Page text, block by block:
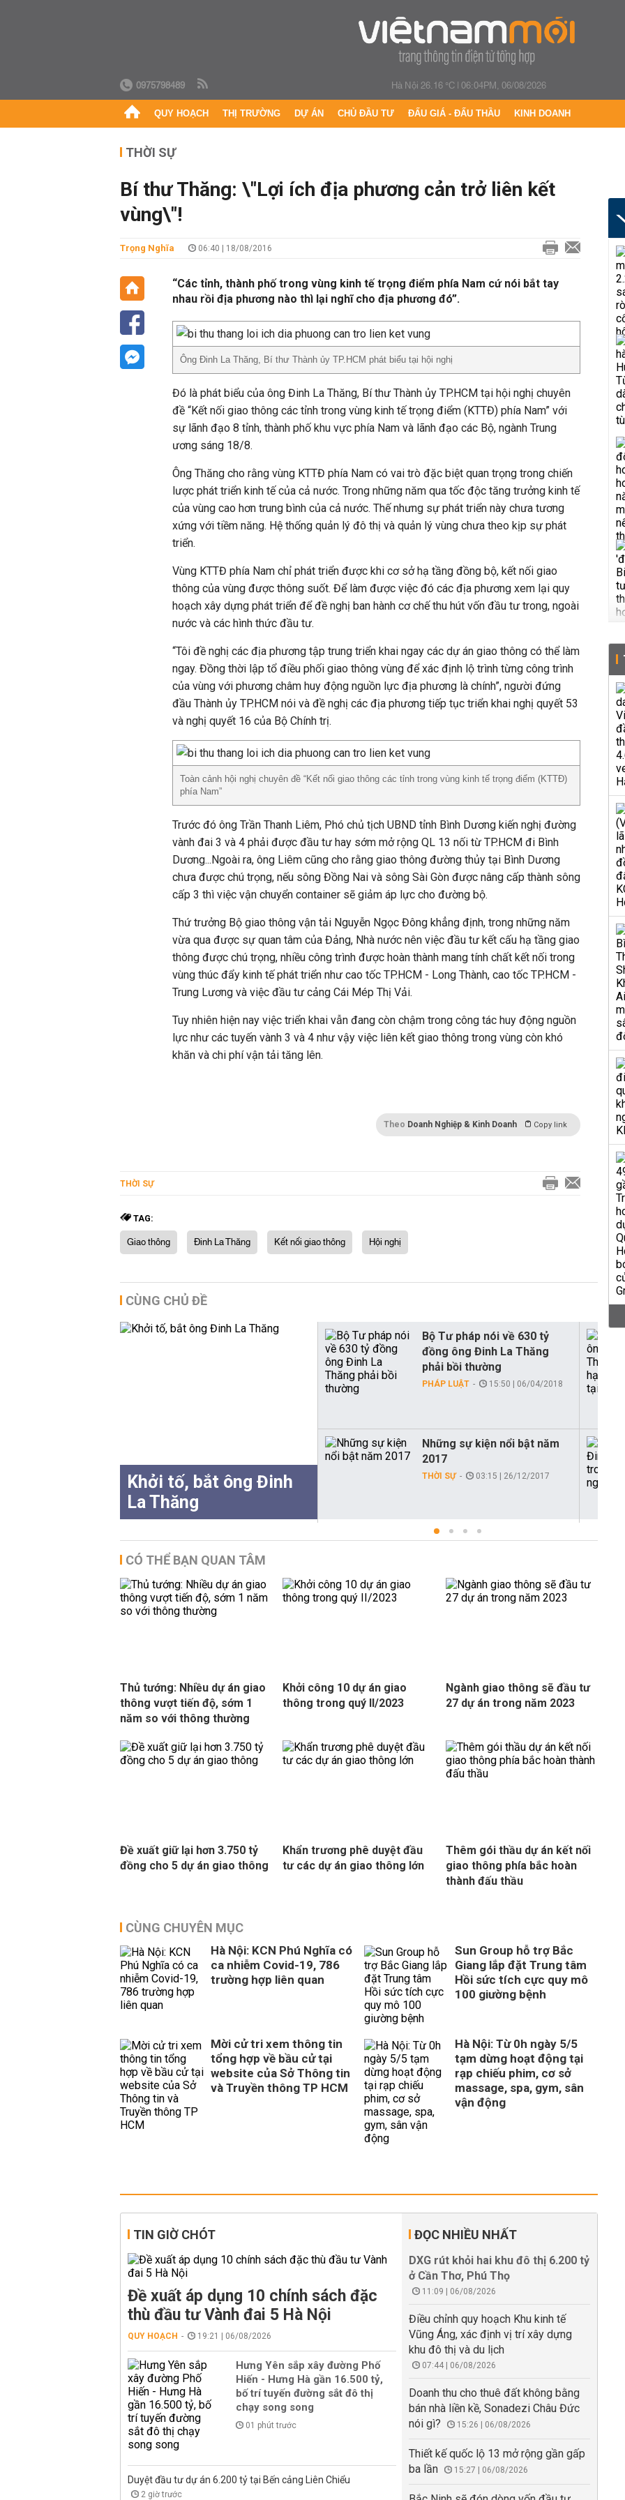
0975798489 Hà Nội 26.16 °C|06:04PM, 06/08/2026
QUY HOẠCH THỊ TRƯỜNG DỰ ÁN CHỦ ĐẦU TƯ ĐẤU GIÁ - ĐẤU THẦU KINH DOANH
THỜI SỰ
Bí thư Thăng: \"Lợi ích địa phương cản trở liên kết
vùng\"!
Trọng Nghĩa 06:40 | 18/08/2016
“Các tỉnh, thành phố trong vùng kinh tế trọng điểm phía Nam cứ nói bắt tay
nhau rồi địa phương nào thì lại nghĩ cho địa phương đó”.
Ông Đinh La Thăng, Bí thư Thành ủy TP.HCM phát biểu tại hội nghị
Đó là phát biểu của ông Đinh La Thăng, Bí thư Thành ủy TP.HCM tại hội nghị chuyên
đề “Kết nối giao thông các tỉnh trong vùng kinh tế trọng điểm (KTTĐ) phía Nam” với
sự lãnh đạo 8 tỉnh, thành phố khu vực phía Nam và lãnh đạo các Bộ, ngành Trung
ương sáng 18/8.
Ông Thăng cho rằng vùng KTTĐ phía Nam có vai trò đặc biệt quan trọng trong chiến
lược phát triển kinh tế của cả nước. Trong những năm qua tốc độc tăng trưởng kinh tế
của vùng cao hơn trung bình của cả nước. Thế nhưng sự phát triển này chưa tương
xứng với tiềm năng. Hệ thống quản lý đô thị và quản lý vùng chưa theo kịp sự phát
triển.
Vùng KTTĐ phía Nam chỉ phát triển được khi cơ sở hạ tầng đồng bộ, kết nối giao
thông của vùng được thông suốt. Để làm được việc đó các địa phương xem lại quy
hoạch xây dựng phát triển để đề nghị ban hành cơ chế thu hút vốn đầu tư trong, ngoài
nước và các hình thức đầu tư.
“Tôi đề nghị các địa phương tập trung triển khai ngay các dự án giao thông có thể làm
ngay. Đồng thời lập tổ điều phối giao thông vùng để xác định lộ trình từng công trình
của vùng với phương châm huy động nguồn lực địa phương là chính”, người đứng
đầu Thành ủy TP.HCM nói và đề nghị các địa phương tiếp tục triển khai nghị quyết 53
và nghị quyết 16 của Bộ Chính trị.
Toàn cảnh hội nghị chuyên đề “Kết nối giao thông các tỉnh trong vùng kinh tế trọng điểm (KTTĐ)
phía Nam”
Trước đó ông Trần Thanh Liêm, Phó chủ tịch UBND tỉnh Bình Dương kiến nghị đường
vành đai 3 và 4 phải được đầu tư hay sớm mở rộng QL 13 nối từ TP.HCM đi Bình
Dương...Ngoài ra, ông Liêm cũng cho rằng giao thông đường thủy tại Bình Dương
chưa được chú trọng, nếu sông Đồng Nai và sông Sài Gòn được nâng cấp thành sông
cấp 3 thì việc vận chuyển container sẽ giảm áp lực cho đường bộ.
Thứ trưởng Bộ giao thông vận tải Nguyễn Ngọc Đông khẳng định, trong những năm
vừa qua được sự quan tâm của Đảng, Nhà nước nên việc đầu tư kết cấu hạ tầng giao
thông được chú trọng, nhiều công trình được hoàn thành mang tính chất kết nối trong
vùng thúc đẩy kinh tế phát triển như cao tốc TP.HCM - Long Thành, cao tốc TP.HCM -
Trung Lương và việc đầu tư cảng Cái Mép Thị Vải.
Tuy nhiên hiện nay việc triển khai vẫn đang còn chậm trong công tác huy động nguồn
lực như các tuyến vành 3 và 4 như vậy việc liên kết giao thông trong vùng còn khó
khăn và chi phí vận tải tăng lên.
Theo Doanh Nghiệp & Kinh Doanh Copy link
THỜI SỰ
TAG:
Giao thông Đinh La Thăng Kết nối giao thông Hội nghị
CÙNG CHỦ ĐỀ
Khởi tố, bắt ông Đinh
La Thăng
Bộ Tư pháp nói về 630 tỷ
đồng ông Đinh La Thăng
phải bồi thường
PHÁP LUẬT 15:50 | 06/04/2018
Những sự kiện nổi bật năm
2017
THỜI SỰ 03:15 | 26/12/2017
CÓ THỂ BẠN QUAN TÂM
Thủ tướng: Nhiều dự án giao
thông vượt tiến độ, sớm 1
năm so với thông thường
Khởi công 10 dự án giao
thông trong quý II/2023
Ngành giao thông sẽ đầu tư
27 dự án trong năm 2023
Đề xuất giữ lại hơn 3.750 tỷ
đồng cho 5 dự án giao thông
Khẩn trương phê duyệt đầu
tư các dự án giao thông lớn
Thêm gói thầu dự án kết nối
giao thông phía bắc hoàn
thành đấu thầu
CÙNG CHUYÊN MỤC
Hà Nội: KCN Phú Nghĩa có
ca nhiễm Covid-19, 786
trường hợp liên quan
Sun Group hỗ trợ Bắc
Giang lắp đặt Trung tâm
Hồi sức tích cực quy mô
100 giường bệnh
Mời cử tri xem thông tin
tổng hợp về bầu cử tại
website của Sở Thông tin
và Truyền thông TP HCM
Hà Nội: Từ 0h ngày 5/5
tạm dừng hoạt động tại
rạp chiếu phim, cơ sở
massage, spa, gym, sân
vận động
TIN GIỜ CHÓT
Đề xuất áp dụng 10 chính sách đặc
thù đầu tư Vành đai 5 Hà Nội
QUY HOẠCH 19:21 | 06/08/2026
Hưng Yên sắp xây đường Phố
Hiến - Hưng Hà gần 16.500 tỷ,
bố trí tuyến đường sắt đô thị
chạy song song
01 phút trước
Duyệt đầu tư dự án 6.200 tỷ tại Bến cảng Liên Chiểu
2 giờ trước
ĐỌC NHIỀU NHẤT
DXG rút khỏi hai khu đô thị 6.200 tỷ
ở Cần Thơ, Phú Thọ
11:09 | 06/08/2026
Điều chỉnh quy hoạch Khu kinh tế
Vũng Áng, xác định vị trí xây dựng
khu đô thị và du lịch
07:44 | 06/08/2026
Doanh thu cho thuê đất không bằng
bán nhà liền kề, Sonadezi Châu Đức
nói gì?
15:26 | 06/08/2026
Thiết kế quốc lộ 13 mở rộng gần gấp
ba lần
15:27 | 06/08/2026